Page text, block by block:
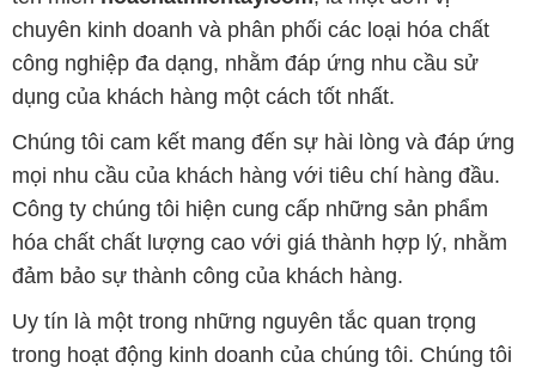
chuyên kinh doanh và phân phối các loại hóa chất
công nghiệp đa dạng, nhằm đáp ứng nhu cầu sử
dụng của khách hàng một cách tốt nhất.
Chúng tôi cam kết mang đến sự hài lòng và đáp ứng
mọi nhu cầu của khách hàng với tiêu chí hàng đầu.
Công ty chúng tôi hiện cung cấp những sản phẩm
hóa chất chất lượng cao với giá thành hợp lý, nhằm
đảm bảo sự thành công của khách hàng.
Uy tín là một trong những nguyên tắc quan trọng
trong hoạt động kinh doanh của chúng tôi. Chúng tôi